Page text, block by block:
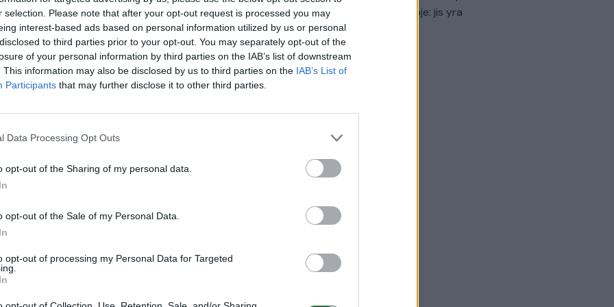
selection. Please note that after your opt-out request is processed you may
interest-based ads based on personal information utilized by us or personal
to third parties prior to your opt-out. You may separately opt-out of the
of your personal information by third parties on the IAB’s list of downstream
This information may also be disclosed by us to third parties on the IAB’s List of
Participants that may further disclose it to other third parties.
Data Processing Opt Outs
opt-out of the Sharing of my personal data.
opt-out of the Sale of my Personal Data.
opt-out of processing my Personal Data for Targeted
Video tik Lrytas.TV
Visi įrašai
–
kasdienybė – priekabiavimas, patyčios ir
įsitvirtinti Ukrainos politikoje: jis yra
neteisus